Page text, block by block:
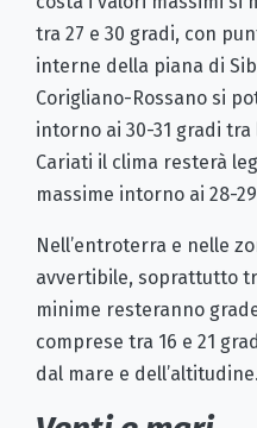
tra 27 e 30 gradi, con
interne della piana di
Corigliano-Rossano si
intorno ai 30-31 gradi
Cariati il clima resterà
massime intorno ai 28-
Nell’entroterra e nelle
avvertibile, soprattutto
minime resteranno
comprese tra 16 e 21
dal mare e dell’altitudine.